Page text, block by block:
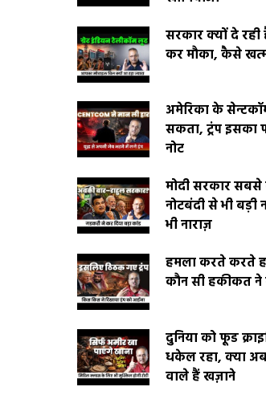
सरकार क्यों दे रही
कर मौका, कैसे
अमेरिका के
सकता, ट्रंप इसका
नोट
मोदी सरकार
नोटबंदी से भी बड़ी
भी नाराज़
हमला करते करते
कौन सी हकीकत ने
दुनिया को फूड
धकेल रहा, क्या
वाले हैं खज़ाने